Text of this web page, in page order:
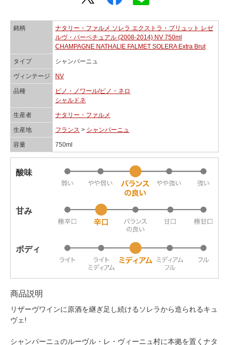
銘柄
ナタリー・ファルメ ソレラ エクストラ・ブリュット レゼ
ルヴ・パーペチュアル (2008-2014) NV 750ml
CHAMPAGNE NATHALIE FALMET SOLERA Extra Brut
タイプ シャンパーニュ
ヴィンテージ NV
品種
ピノ・ノワール/ピノ・ネロ
シャルドネ
生産者 ナタリー・ファルメ
生産地 フランス > シャンパーニュ
容量 750ml
酸味
甘み
ボディ
商品説明
リザーヴワインに原酒を継ぎ足し続けるソレラから造られるキュ
ヴェ!
シャンパーニュのルーヴル・レ・ヴィーニュ村に本拠を置くナタ